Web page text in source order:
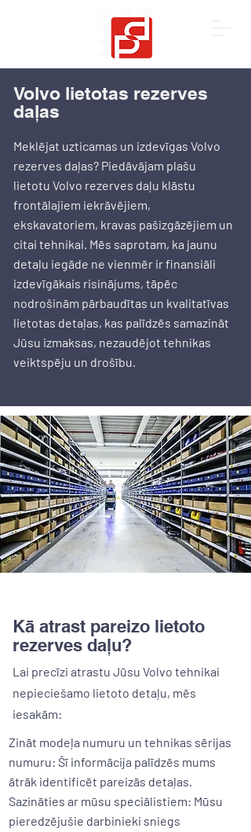
Volvo lietotas rezerves
daļas
Meklējat uzticamas un izdevīgas Volvo
rezerves daļas? Piedāvājam plašu
lietotu Volvo rezerves daļu klāstu
frontālajiem iekrāvējiem,
ekskavatoriem, kravas pašizgāzējiem un
citai tehnikai. Mēs saprotam, ka jaunu
detaļu iegāde ne vienmēr ir finansiāli
izdevīgākais risinājums, tāpēc
nodrošinām pārbaudītas un kvalitatīvas
lietotas detaļas, kas palīdzēs samazināt
Jūsu izmaksas, nezaudējot tehnikas
veiktspēju un drošību.
Kā atrast pareizo lietoto
rezerves daļu?
Lai precīzi atrastu Jūsu Volvo tehnikai
nepieciešamo lietoto detaļu, mēs
iesakām:
Zināt modeļa numuru un tehnikas sērijas
numuru: Šī informācija palīdzēs mums
ātrāk identificēt pareizās detaļas.
Sazināties ar mūsu speciālistiem: Mūsu
pieredzējušie darbinieki sniegs